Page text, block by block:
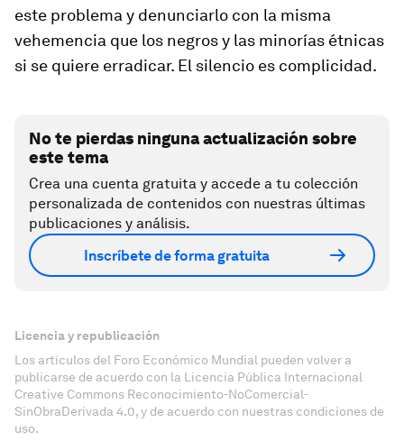
este problema y denunciarlo con la misma
vehemencia que los negros y las minorías étnicas
si se quiere erradicar. El silencio es complicidad.
No te pierdas ninguna actualización sobre
este tema
Crea una cuenta gratuita y accede a tu colección
personalizada de contenidos con nuestras últimas
publicaciones y análisis.
Inscríbete de forma gratuita
Licencia y republicación
Los artículos del Foro Económico Mundial pueden volver a
publicarse de acuerdo con la Licencia Pública Internacional
Creative Commons Reconocimiento-NoComercial-
SinObraDerivada 4.0, y de acuerdo con nuestras condiciones de
uso.